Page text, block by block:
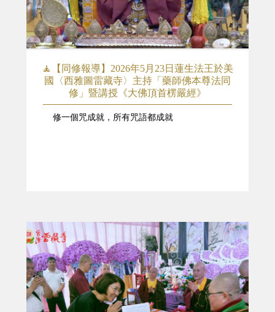
🧘【同修報導】2026年5月23日蓮生法王於美
國〈西雅圖雷藏寺〉主持「藥師佛本尊法同
修」暨講授《大佛頂首楞嚴經》
修一個咒成就，所有咒語都成就